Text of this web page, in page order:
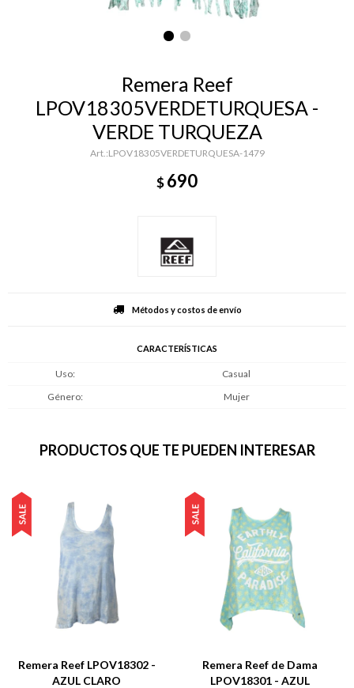
Remera Reef
LPOV18305VERDETURQUESA -
VERDE TURQUEZA
LPOV18305VERDETURQUESA-1479
$690
Métodos y costos de envío
CARACTERÍSTICAS
Uso
Casual
Género
Mujer
PRODUCTOS QUE TE PUEDEN INTERESAR
Remera Reef LPOV18302 -
AZUL CLARO
Remera Reef de Dama
LPOV18301 - AZUL